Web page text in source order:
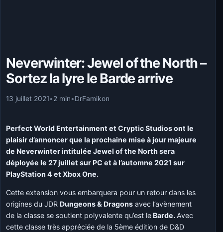
Neverwinter: Jewel of the North –
Sortez la lyre le Barde arrive
13 juillet 2021•2 min•DrFamikon
Perfect World Entertainment et Cryptic Studios ont le
plaisir d’annoncer que la prochaine mise à jour majeure
de Neverwinter intitulée Jewel of the North sera
déployée le 27 juillet sur PC et à l’automne 2021 sur
PlayStation 4 et Xbox One.
Cette extension vous embarquera pour un retour dans les
origines du JDR Dungeons & Dragons avec l’avènement
de la classe se soutient polyvalente qu’est le Barde. Avec
cette classe très appréciée de la 5ème édition de D&D